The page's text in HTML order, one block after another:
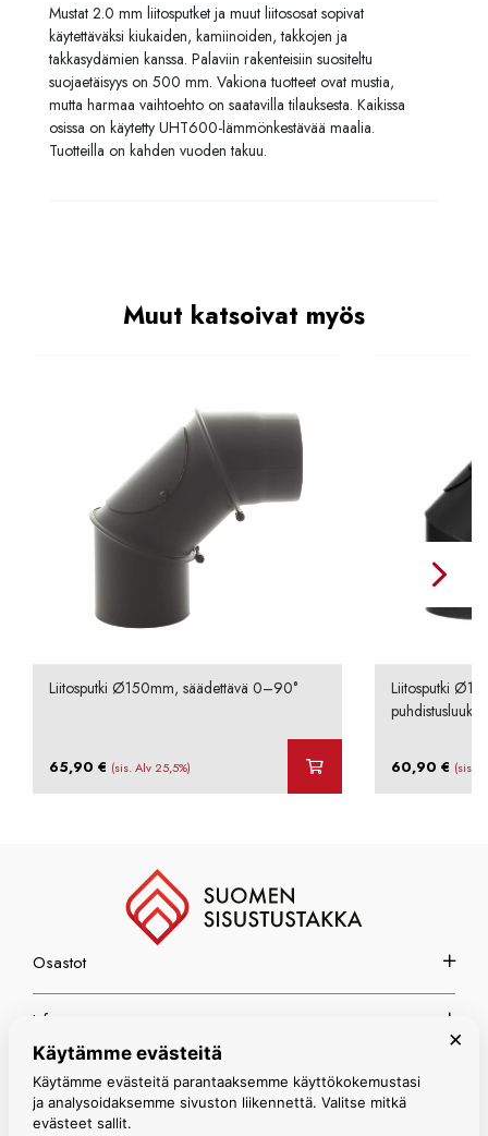
Mustat 2.0 mm liitosputket ja muut liitososat sopivat
käytettäväksi kiukaiden, kamiinoiden, takkojen ja
takkasydämien kanssa. Palaviin rakenteisiin suositeltu
suojaetäisyys on 500 mm. Vakiona tuotteet ovat mustia,
mutta harmaa vaihtoehto on saatavilla tilauksesta. Kaikissa
osissa on käytetty UHT600-lämmönkestävää maalia.
Tuotteilla on kahden vuoden takuu.
Muut katsoivat myös
Liitosputki Ø150mm, säädettävä 0–90°
65,90€ (sis. Alv 25,5%)
Liitosputki
60,90 € (sis.
Osastot
Info
Espoon myymälä
×
Käytämme evästeitä
Käytämme evästeitä parantaaksemme käyttökokemustasi
ja analysoidaksemme sivuston liikennettä. Valitse mitkä
evästeet sallit.